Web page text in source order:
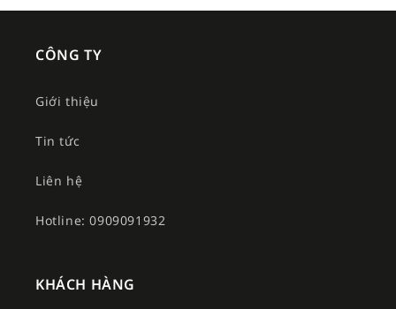
CÔNG TY
Giới thiệu
Tin tức
Liên hệ
Hotline: 0909091932
KHÁCH HÀNG